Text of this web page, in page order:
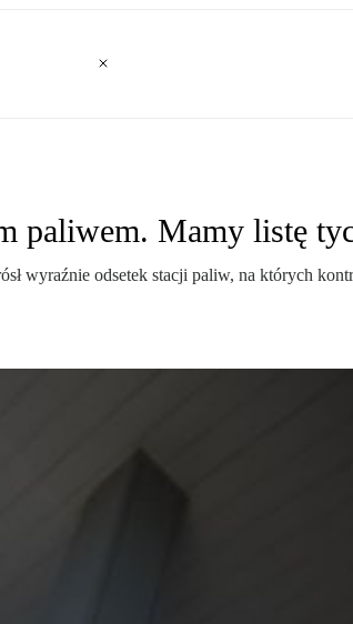
paliwem. Mamy listę
wyraźnie odsetek stacji paliw, na których